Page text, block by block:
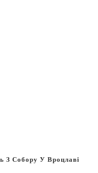
З Собору У Вроцлаві